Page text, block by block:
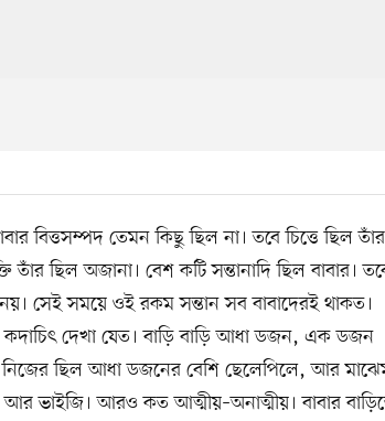
বিত্তসম্পদ তেমন কিছু ছিল না। তবে চিত্তে ছিল
ছিল অজানা। বেশ কটি সন্তানাদি ছিল বাবার।
সেই সময়ে ওই রকম সন্তান সব বাবাদেরই থাকত।
দেখা যেত। বাড়ি বাড়ি আধা ডজন, এক ডজন
নিজের ছিল আধা ডজনের বেশি ছেলেপিলে, আর
ভাইজি। আরও কত আত্মীয়–অনাত্মীয়। বাবার